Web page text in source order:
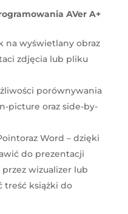
AVer A+
na wyświetlany obraz
zdjęcia lub pliku
porównywania
picture oraz side-by-
Word – dzięki
do prezentacji
wizualizer lub
treść książki do